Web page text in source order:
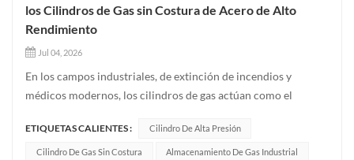
los Cilindros de Gas sin Costura de Acero de Alto
Rendimiento
Jul 04, 2026
En los campos industriales, de extinción de incendios y
médicos modernos, los cilindros de gas actúan como el
más de cerca a un cilindro de alta calidad. Cilindro de gas de
acero sin costura Fabricado siguiendo estrictamente los más
ETIQUETAS CALIENTES : Cilindro De Alta Presión
Cilindro De Gas Sin Costura Almacenamiento De Gas Industrial